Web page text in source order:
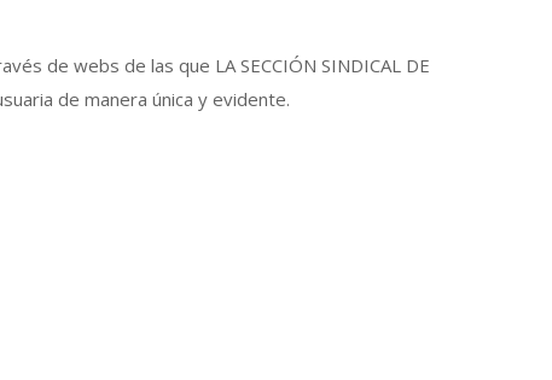
de webs de las que LA SECCIÓN SINDICAL DE
de manera única y evidente.